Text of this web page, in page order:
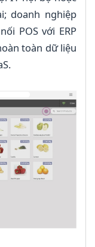
doanh nghiệp
POS với ERP
toàn dữ liệu